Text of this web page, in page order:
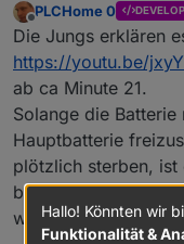
Offline
PLCHome 0
Die Jungs erklären
https://youtu.be/
ab ca Minute 21.
Solange die
Hauptbatterie
plötzlich sterben,
bei der Inspektion
werden, damit sie
Hallo! Könnten wir
Funktionalität &